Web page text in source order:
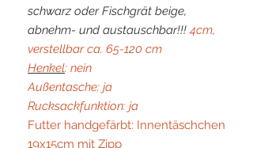
schwarz oder Fischgrät beige,
abnehm- und austauschbar!!!4cm,
verstellbar ca. 65-120 cm
Henkel: nein
Außentasche: ja
Rucksackfunktion: ja
Futter handgefärbt: Innentäschchen
19x15cm mit Zipp